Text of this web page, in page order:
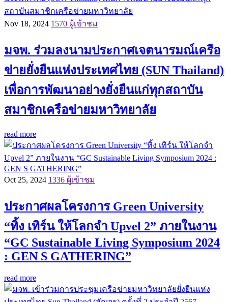
Nov 18, 2024 1570 ผู้เข้าชม
มจพ. ร่วมลงนามประกาศเจตนารมณ์เครือ
ข่ายยั่งยืนแห่งประเทศไทย (SUN Thailand)
เพื่อการพัฒนาอย่างยั่งยืนแก่ทุกสถาบัน
สมาชิกเครือข่ายมหาวิทยาลัย
read more
Oct 25, 2024 1336 ผู้เข้าชม
ประกาศผลโครงการ Green University
“ทิ้ง เทิร์น ให้โลกจำ Upvel 2” ภายในงาน
“GC Sustainable Living Symposium 2024
: GEN S GATHERING”
read more